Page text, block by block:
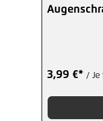
3,99 €* / Je